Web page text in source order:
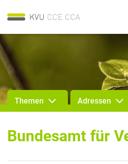
Themen Adressen
Bundesamt für